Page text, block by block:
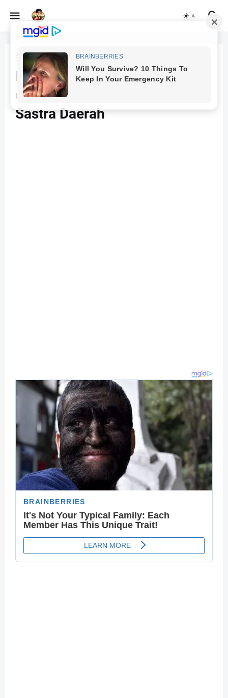
Beranda
Penulis Novel Sunda Terkenal
dan Kontribusinya dalam
Sastra Daerah